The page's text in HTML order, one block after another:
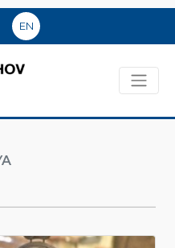
EN